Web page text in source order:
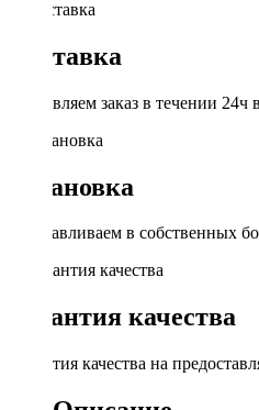
Доставка
Доставляем заказ в течении
Установка
Устанавливаем в собственных
Гарантия качества
Гарантия качества на